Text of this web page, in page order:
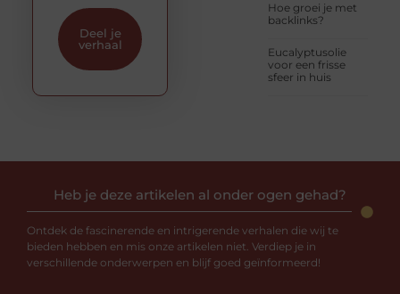
Hoe groei je met
backlinks?
Eucalyptusolie
voor een frisse
sfeer in huis
Deel je
verhaal
Heb je deze artikelen al onder ogen gehad?
Ontdek de fascinerende en intrigerende verhalen die wij te
bieden hebben en mis onze artikelen niet. Verdiep je in
verschillende onderwerpen en blijf goed geïnformeerd!